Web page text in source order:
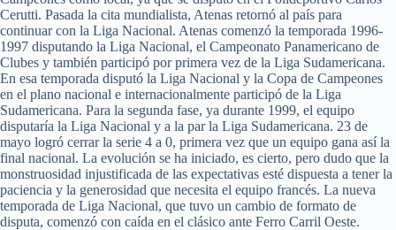
d
o
Cerutti. Pasada la cita mundialista, Atenas retornó al país para
continuar con la Liga Nacional. Atenas comenzó la temporada 1996-
1997 disputando la Liga Nacional, el Campeonato Panamericano de
Clubes y también participó por primera vez de la Liga Sudamericana.
En esa temporada disputó la Liga Nacional y la Copa de Campeones
en el plano nacional e internacionalmente participó de la Liga
Sudamericana. Para la segunda fase, ya durante 1999, el equipo
disputaría la Liga Nacional y a la par la Liga Sudamericana. 23 de
mayo logró cerrar la serie 4 a 0, primera vez que un equipo gana así la
final nacional. La evolución se ha iniciado, es cierto, pero dudo que la
monstruosidad injustificada de las expectativas esté dispuesta a tener la
paciencia y la generosidad que necesita el equipo francés. La nueva
temporada de Liga Nacional, que tuvo un cambio de formato de
disputa, comenzó con caída en el clásico ante Ferro Carril Oeste.